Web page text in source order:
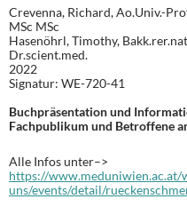
Crevenna, Richard, Ao.Univ.-
MSc MSc
Hasenöhrl, Timothy,
Dr.scient.med.
2022
Signatur: WE-720-41
Buchpräsentation und
Fachpublikum und Betroffene
Alle Infos unter–>
https://www.meduniwien.ac.at/
uns/events/detail/